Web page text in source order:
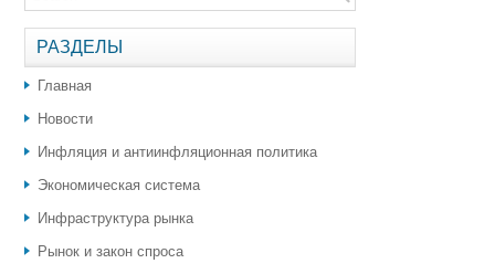
РАЗДЕЛЫ
Главная
Новости
Инфляция и антиинфляционная политика
Экономическая система
Инфраструктура рынка
Рынок и закон спроса